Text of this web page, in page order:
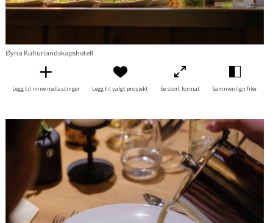
Øyna Kulturlandskapshotell
Legg til mine nedlastinger Legg til valgt prosjekt Se stort format Sammenlign filer